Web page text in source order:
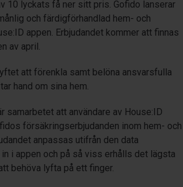
10 lyckats få ner sitt pris. Gofido lanserar
och färdigförhandlad hem- och
appen. Erbjudandet kommer att finnas
av april.
att förenkla samt belöna ansvarsfulla
hand om sina hem.
samarbetet att användare av House:ID
försäkringserbjudanden inom hem- och
anpassas utifrån den data
in i appen och på så viss erhålls det lägsta
behöva lyfta på ett finger.